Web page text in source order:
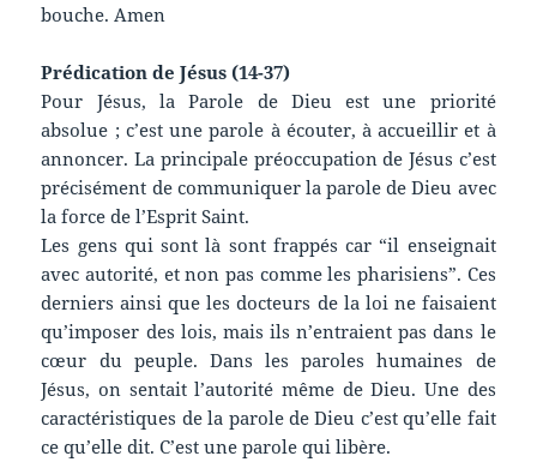
bouche. Amen
Prédication de Jésus (14-37)
Pour Jésus, la Parole de Dieu est une priorité
absolue ; c’est une parole à écouter, à accueillir et à
annoncer. La principale préoccupation de Jésus c’est
précisément de communiquer la parole de Dieu avec
la force de l’Esprit Saint.
Les gens qui sont là sont frappés car “il enseignait
avec autorité, et non pas comme les pharisiens”. Ces
derniers ainsi que les docteurs de la loi ne faisaient
qu’imposer des lois, mais ils n’entraient pas dans le
cœur du peuple. Dans les paroles humaines de
Jésus, on sentait l’autorité même de Dieu. Une des
caractéristiques de la parole de Dieu c’est qu’elle fait
ce qu’elle dit. C’est une parole qui libère.